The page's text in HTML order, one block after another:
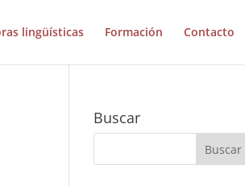
lingüísticas Formación Contacto
Buscar